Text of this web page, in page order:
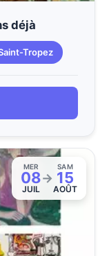
déjà
Tropez
MER
08
JUIL
→
SAM
15
AOÛT